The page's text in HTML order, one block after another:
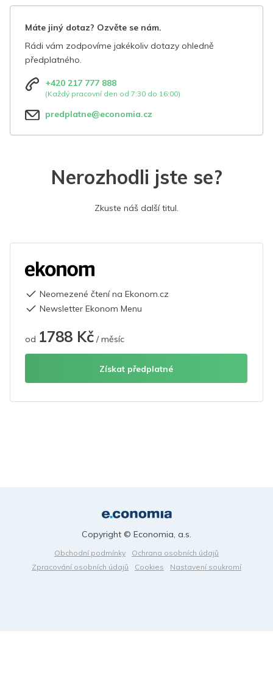
Máte jiný dotaz? Ozvěte se nám.
Rádi vám zodpovíme jakékoliv dotazy ohledně
předplatného.
+420 217 777 888
(Každý pracovní den od 7:30 do 16:00)
predplatne@economia.cz
Nerozhodli jste se?
Zkuste náš další titul.
Neomezené čtení na Ekonom.cz
Newsletter Ekonom Menu
od 1788 Kč / měsíc
Získat předplatné
Obchodní podmínky
Ochrana osobních údajů
Zpracování osobních údajů
Cookies Nastavení soukromí
Copyright © Economia, a.s.